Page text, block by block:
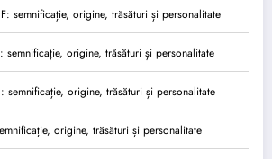
semnificație, origine, trăsături și personalitate
semnificație, origine, trăsături și personalitate
semnificație, origine, trăsături și personalitate
origine, trăsături și personalitate